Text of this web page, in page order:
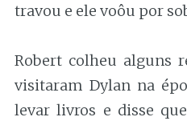
travou e ele voôu por
Robert colheu alguns
visitaram Dylan na
levar livros e disse